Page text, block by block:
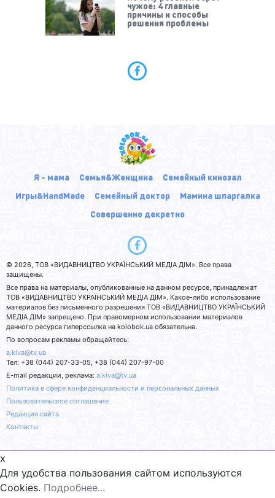
чужое: 4 главные
причины и способы
решения проблемы
Я - мама Семья&Женщина
Семейный кинозал
Игры&HandMade
Семейный доктор
Мамина шпаргалка
Совершенно декретно
© 2026, ТОВ «ВИДАВНИЦТВО УКРАЇНСЬКИЙ МЕДІА ДІМ». Все права
защищены.
Все права на материалы, опубликованные на данном ресурсе, принадлежат
ТОВ «ВИДАВНИЦТВО УКРАЇНСЬКИЙ МЕДІА ДІМ». Какое-либо использование
материалов без письменного разрешения ТОВ «ВИДАВНИЦТВО УКРАЇНСЬКИЙ
МЕДІА ДІМ» запрещено. При правомерном использовании материалов
данного ресурса гиперссылка на kolobok.ua обязательна.
По вопросам рекламы обращайтесь:
a.kiva@tv.ua
Тел: +38 (044) 207-33-05, +38 (044) 207-97-00
E-mail редакции, реклама: a.kiva@tv.ua
Политика в сфере конфиденциальности и персональных данных
Пользовательское соглашение
Редакция сайта
Контакты
x
Для удобства пользования сайтом используются
Cookies. Подробнее...